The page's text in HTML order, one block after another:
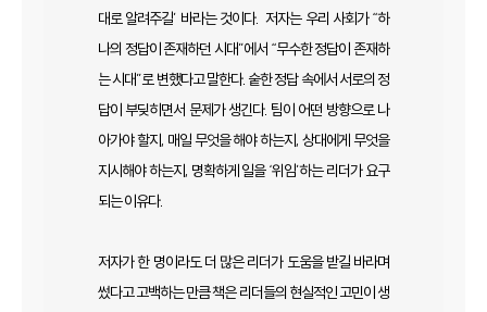
대로 알려주길’ 바라는 것이다. 저자는 우리 사회가 “하
나의 정답이 존재하던 시대”에서 “무수한 정답이 존재하
는 시대”로 변했다고 말한다. 숱한 정답 속에서 서로의 정
답이 부딪히면서 문제가 생긴다. 팀이 어떤 방향으로 나
아가야 할지, 매일 무엇을 해야 하는지, 상대에게 무엇을
지시해야 하는지, 명확하게 일을 ‘위임’하는 리더가 요구
되는 이유다.
저자가 한 명이라도 더 많은 리더가 도움을 받길 바라며
썼다고 고백하는 만큼 책은 리더들의 현실적인 고민이 생